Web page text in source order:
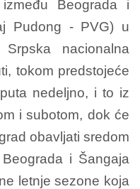
Beograda i
Pudong - PVG) u
nacionalna
tokom predstojeće
nedeljno, i to iz
i subotom, dok će
obavljati sredom
i Šangaja
letnje sezone koja